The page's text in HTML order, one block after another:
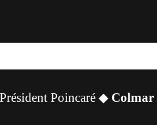
Poincaré ◆ Colmar